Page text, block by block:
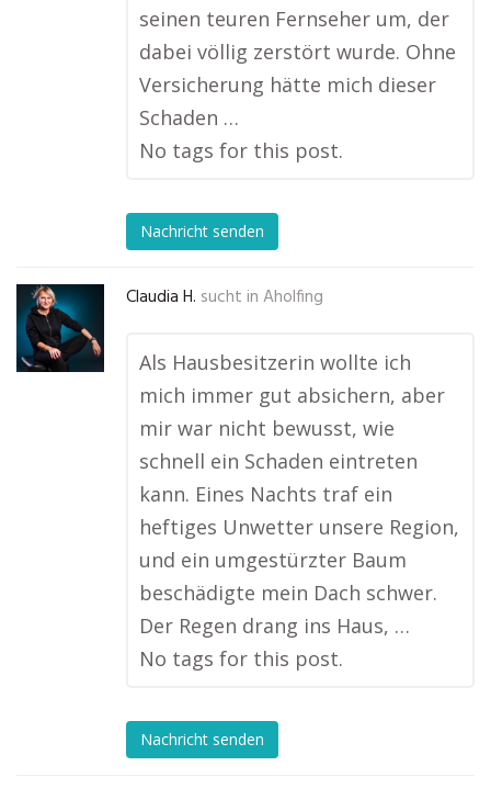
seinen teuren Fernseher um, der
dabei völlig zerstört wurde. Ohne
Versicherung hätte mich dieser
Schaden …
No tags for this post.
Nachricht senden
Claudia H. sucht in Aholfing
Als Hausbesitzerin wollte ich
mich immer gut absichern, aber
mir war nicht bewusst, wie
schnell ein Schaden eintreten
kann. Eines Nachts traf ein
heftiges Unwetter unsere Region,
und ein umgestürzter Baum
beschädigte mein Dach schwer.
Der Regen drang ins Haus, …
No tags for this post.
Nachricht senden